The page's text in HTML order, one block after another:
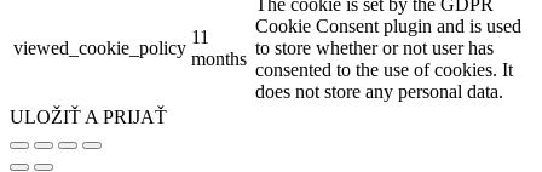
viewed_cookie_policy
11
months
The cookie is set by the GDPR
Cookie Consent plugin and is used
to store whether or not user has
consented to the use of cookies. It
does not store any personal data.
ULOŽIŤ A PRIJAŤ